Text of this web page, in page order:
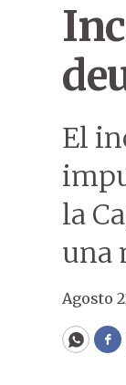
El
la
una
Agosto